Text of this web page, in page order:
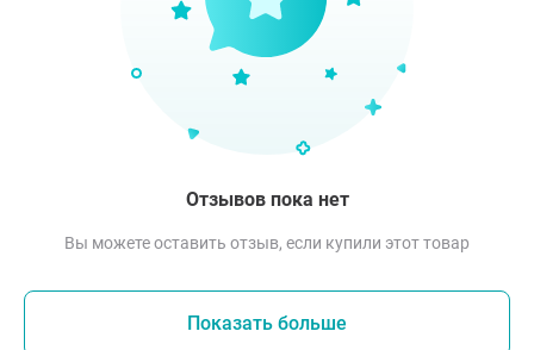
Отзывов пока нет
Вы можете оставить отзыв, если купили этот товар
Показать больше